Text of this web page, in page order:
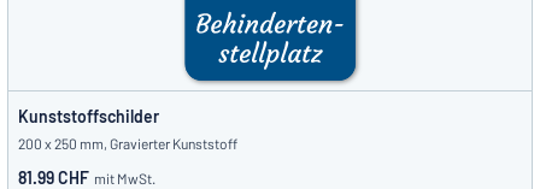
Kunststoffschilder
200 x 250 mm, Gravierter Kunststoff
81.99 CHF mit MwSt.